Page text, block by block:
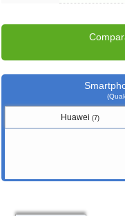
Huawei (7)